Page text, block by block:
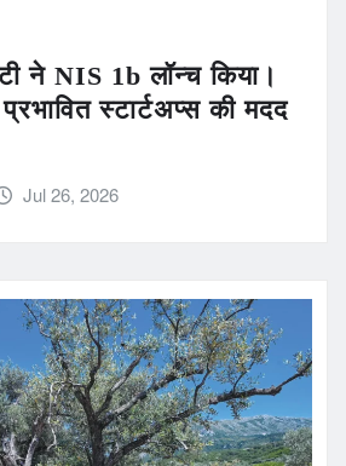
ने NIS 1b लॉन्च किया।
स्टार्टअप्स की मदद
Jul 26, 2026